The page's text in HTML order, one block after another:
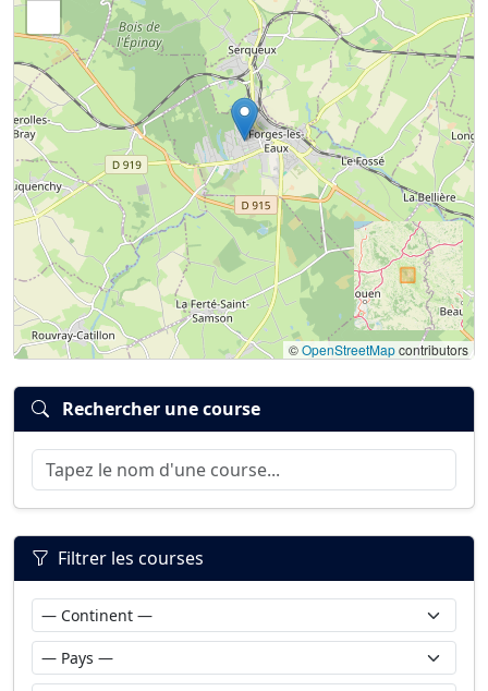
©OpenStreetMapcontributors
Rechercher une course
Filtrer les courses